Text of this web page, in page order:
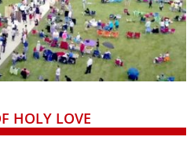
HOLY LOVE